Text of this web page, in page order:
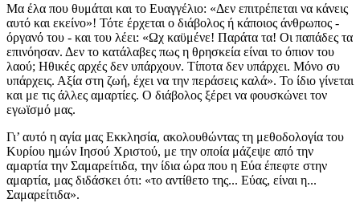
Μα έλα που θυμάται και το Ευαγγέλιο: «Δεν επιτρέπεται να κάνεις
αυτό και εκείνο»! Τότε έρχεται ο διάβολος ή κάποιος άνθρωπος -
όργανό του - και του λέει: «Ωχ καϋμένε! Παράτα τα! Οι παπάδες τα
επινόησαν. Δεν το κατάλαβες πως η θρησκεία είναι το όπιον του
λαού; Ηθικές αρχές δεν υπάρχουν. Τίποτα δεν υπάρχει. Μόνο συ
υπάρχεις. Αξία στη ζωή, έχει να την περάσεις καλά». Το ίδιο γίνεται
και με τις άλλες αμαρτίες. Ο διάβολος ξέρει να φουσκώνει τον
εγωϊσμό μας.
Γι’ αυτό η αγία μας Εκκλησία, ακολουθώντας τη μεθοδολογία του
Κυρίου ημών Ιησού Χριστού, με την οποία μάζεψε από την
αμαρτία την Σαμαρείτιδα, την ίδια ώρα που η Εύα έπεφτε στην
αμαρτία, μας διδάσκει ότι: «το αντίθετο της... Εύας, είναι η...
Σαμαρείτιδα».